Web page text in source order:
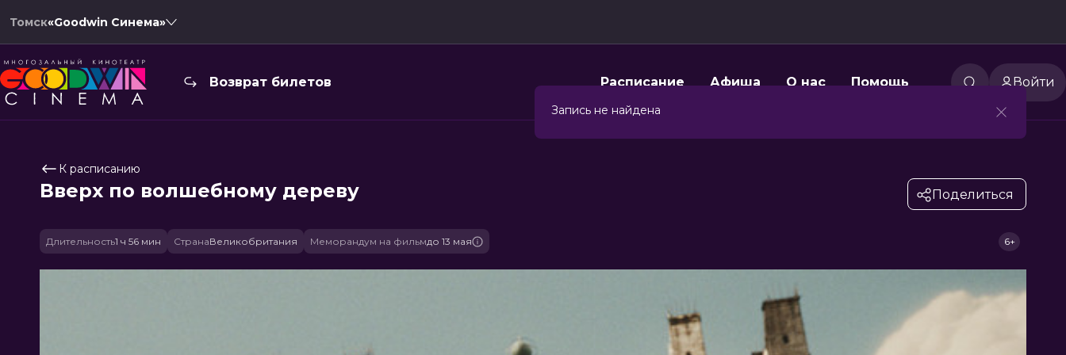
Томск«Goodwin Синема»
Возврат билетов Расписание Афиша О нас Помощь Войти
К расписанию
Вверх по волшебному дереву Поделиться
Длительность1 ч 56 мин СтранаВеликобритания Меморандум на фильмдо 13 мая 6+
Запись не найдена